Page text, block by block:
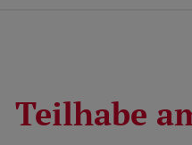
Teilhabe